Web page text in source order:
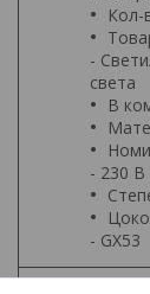
Кол-
-
света
В
- 230 В
- GX53